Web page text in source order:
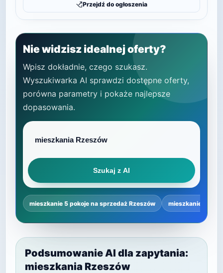
Przejdź do ogłoszenia
Nie widzisz idealnej oferty?
Wpisz dokładnie, czego szukasz.
Wyszukiwarka AI sprawdzi dostępne oferty,
porówna parametry i pokaże najlepsze
dopasowania.
Szukaj z AI
mieszkanie 5 pokoje na sprzedaż Rzeszów mieszkanie 5
Podsumowanie AI dla zapytania:
mieszkania Rzeszów